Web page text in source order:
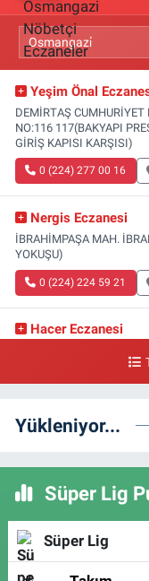
Yeşim Önal
DEMİRTAŞ
NO:116 117(BAKYAPI
GİRİŞ KAPISI KARŞISI)
0 (224) 277 00 16
Nergis Eczanesi
İBRAHİMPAŞA MAH.
YOKUŞU)
0 (224) 224 59 21
Hacer Eczanesi
Dereli Eczanesi
0 (224) 999 55 01
Soğanlı Koç
SOĞANLI MAH.
Yükleniyor...
Süper Lig
Süper Lig